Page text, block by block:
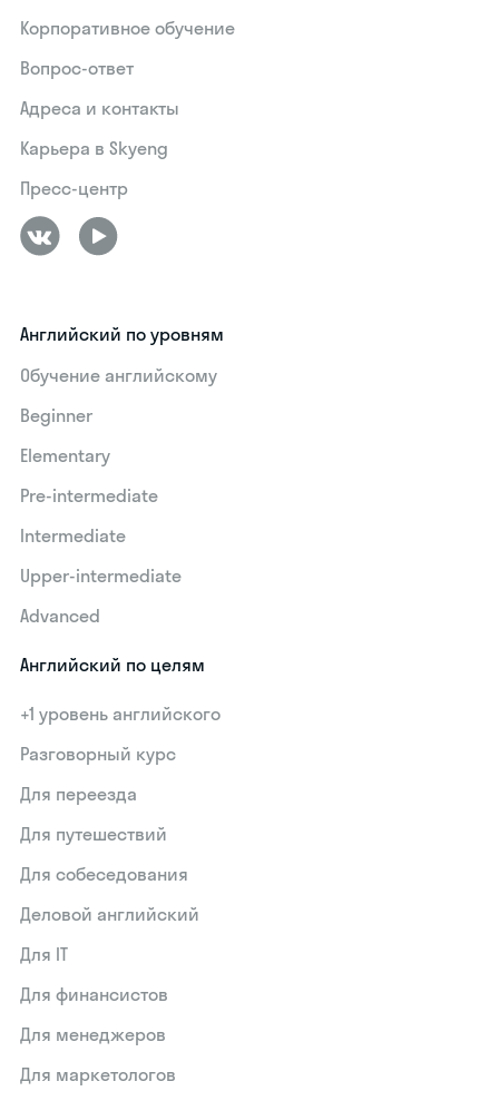
Корпоративное обучение
Вопрос-ответ
Адреса и контакты
Карьера в Skyeng
Пресс-центр
Английский по уровням
Обучение английскому
Beginner
Elementary
Pre-intermediate
Intermediate
Upper-intermediate
Advanced
Английский по целям
+1 уровень английского
Разговорный курс
Для переезда
Для путешествий
Для собеседования
Деловой английский
Для IT
Для финансистов
Для менеджеров
Для маркетологов